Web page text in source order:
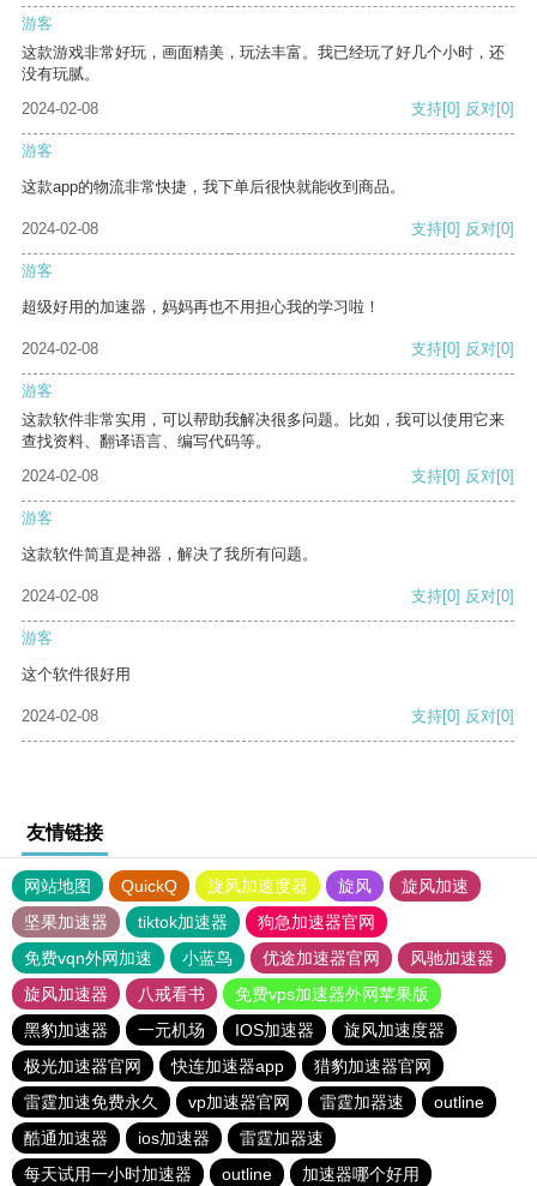
游客
这款游戏非常好玩，画面精美，玩法丰富。我已经玩了好几个小时，还
没有玩腻。
2024-02-08
支持[0] 反对[0]
游客
这款app的物流非常快捷，我下单后很快就能收到商品。
2024-02-08 支持[0] 反对[0]
游客
超级好用的加速器，妈妈再也不用担心我的学习啦！
2024-02-08 支持[0] 反对[0]
游客
这款软件非常实用，可以帮助我解决很多问题。比如，我可以使用它来
查找资料、翻译语言、编写代码等。
2024-02-08
支持[0] 反对[0]
游客
这款软件简直是神器，解决了我所有问题。
2024-02-08 支持[0] 反对[0]
游客
这个软件很好用
2024-02-08 支持[0] 反对[0]
友情链接
网站地图 QuickQ 旋风加速度器 旋风
旋风加速
坚果加速器
tiktok加速器
狗急加速器官网
免费vqn外网加速
小蓝鸟 优途加速器官网
风驰加速器
旋风加速器
八戒看书
免费vps加速器外网苹果版
黑豹加速器
一元机场 IOS加速器
旋风加速度器
极光加速器官网
快连加速器app
猎豹加速器官网
雷霆加速免费永久
vp加速器官网 雷霆加器速
outline
酷通加速器
ios加速器
雷霆加器速
每天试用一小时加速器
outline 加速器哪个好用